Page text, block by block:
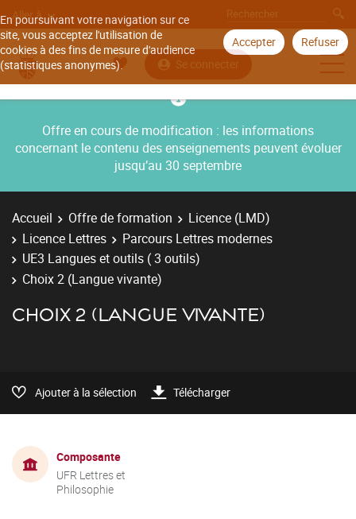
En poursuivant votre navigation sur ce
site, vous acceptez l'utilisation de
cookies à des fins de mesure d'audience
(statistiques anonymes).
Accepter Refuser
Aller à
Se connecter
Offre en cours de modification : les informations
concernant le contenu des enseignements peuvent évoluer
jusqu’au 30 septembre
Accueil Offre de formation
Licence (LMD)
Licence Lettres
Parcours Lettres modernes
UE3 Langues et outils ( 3 outils)
Choix 2 (Langue vivante)
CHOIX 2 (LANGUE VIVANTE)
Ajouter à la sélection Télécharger
Composante
UFR Lettres et
Philosophie